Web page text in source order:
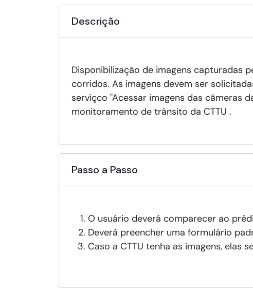
Descrição
Disponibilização de imagens capturadas
corridos. As imagens devem ser
serviçco "Acessar imagens das câmeras
monitoramento de trânsito da CTTU .
Passo a Passo
O usuário deverá comparecer ao
Deverá preencher uma formulário
Caso a CTTU tenha as imagens, elas